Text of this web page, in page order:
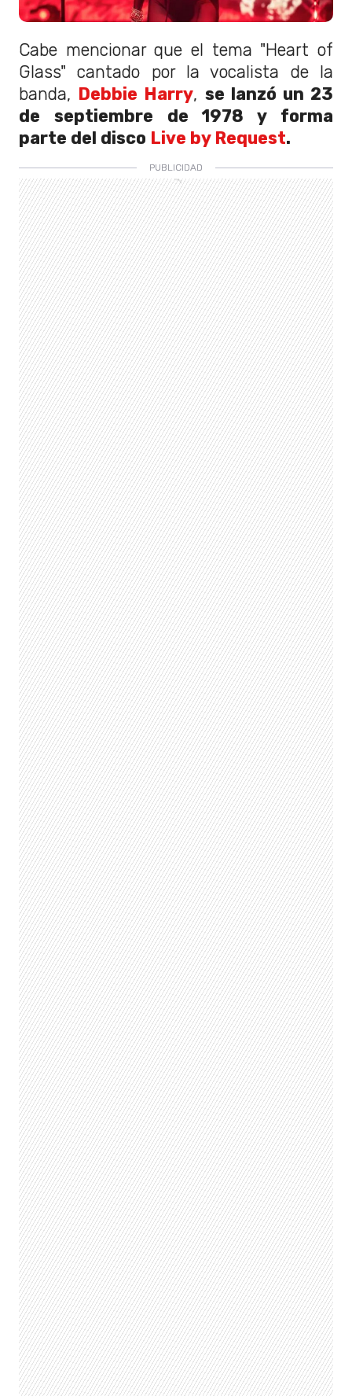
Cabe mencionar que el tema "Heart of
Glass" cantado por la vocalista de la
banda, Debbie Harry, se lanzó un 23
de septiembre de 1978 y forma
parte del disco Live by Request.